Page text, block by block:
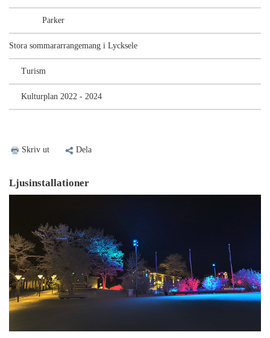
Parker
Stora sommararrangemang i Lycksele
Turism
Kulturplan 2022 - 2024
Skriv ut Dela
Ljusinstallationer